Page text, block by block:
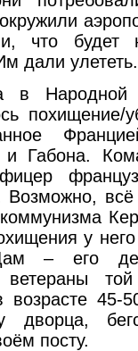
что будет
дали улететь.
Народной
похищение/
и Габона.
Возможно,
у него
– его
ветераны
45-
дворца,
посту.